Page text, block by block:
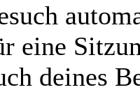
eine
deines